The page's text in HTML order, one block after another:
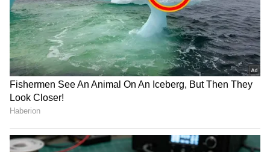
Facts: அமெரிக்க வீடுகள்ல ஏன் மொட்டை
மாடில தண்ணி டேங்க் இல்ல? என்ன
காரணம் தெரியுமா?
Facts: ரயில் தண்டவாளத்தின் நடுவில்
ஜல்லிக்கற்கள் ஏன் கொட்டப்படுது?
இதன் பின்னால் உள்ள அறிவியல்
தெரியுமா?
5